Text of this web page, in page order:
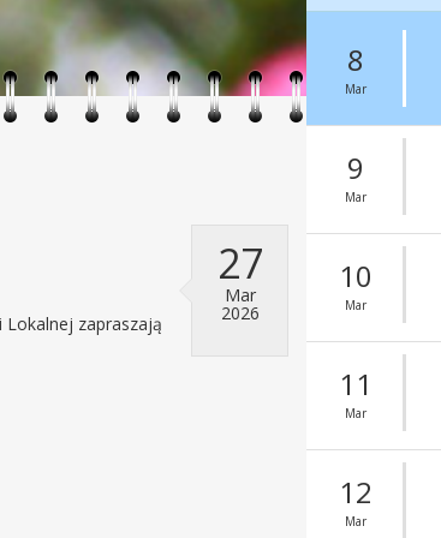
27
Mar
2026
Lokalnej zapraszają
8
Mar
9
Mar
10
Mar
11
Mar
12
Mar